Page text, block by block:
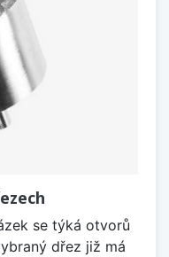
se týká otvorů
dřez již má